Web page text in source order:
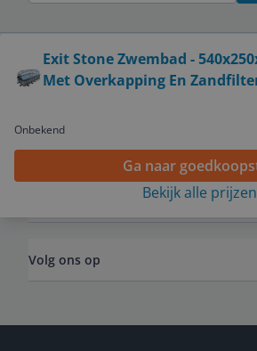
Exit Stone Zwembad -
Met Overkapping En
Onbekend
Ga naar
Bekijk alle prijzen
Service
Volg ons op